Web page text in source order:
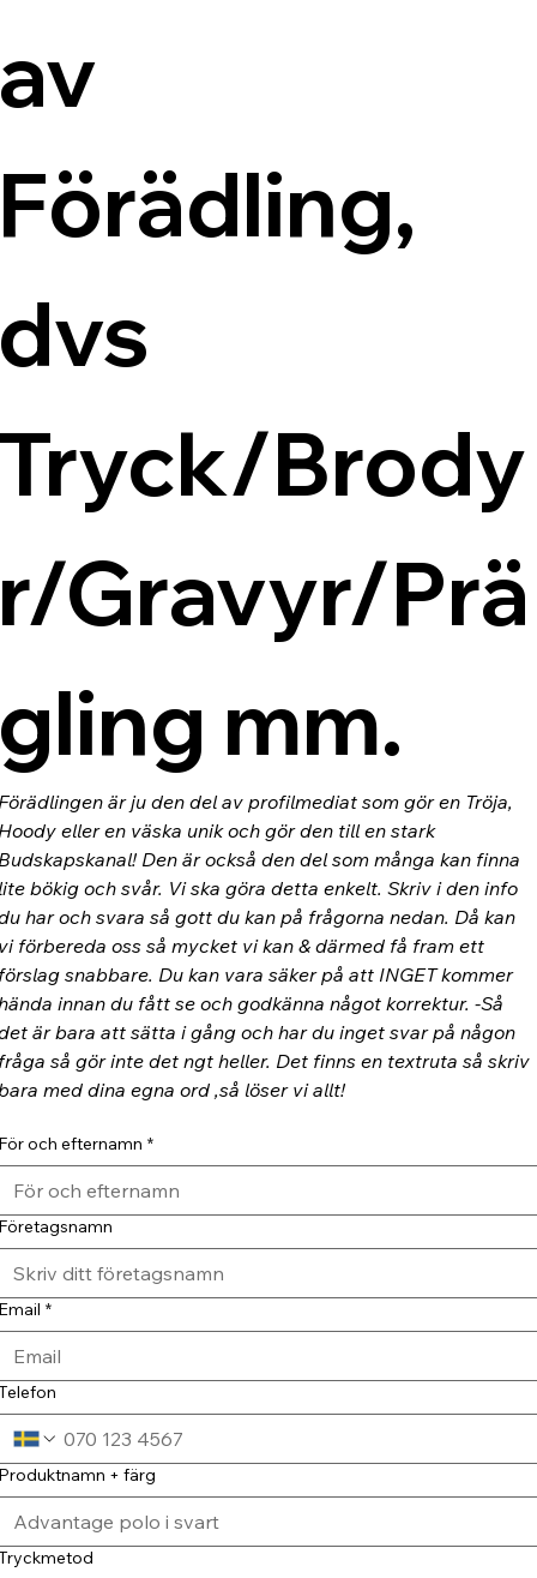
Brody
Gravyr/Prä
mm.
är ju den del av profilmediat som gör en Tröja,
eller en väska unik och gör den till en stark
Den är också den del som många kan finna
bökig och svår. Vi ska göra detta enkelt. Skriv i den info
har och svara så gott du kan på frågorna nedan. Då kan
förbereda oss så mycket vi kan & därmed få fram ett
snabbare. Du kan vara säker på att INGET kommer
innan du fått se och godkänna något korrektur. -Så
är bara att sätta i gång och har du inget svar på någon
så gör inte det ngt heller. Det finns en textruta så skriv
med dina egna ord ,så löser vi allt!
och efternamn *
*
+ färg